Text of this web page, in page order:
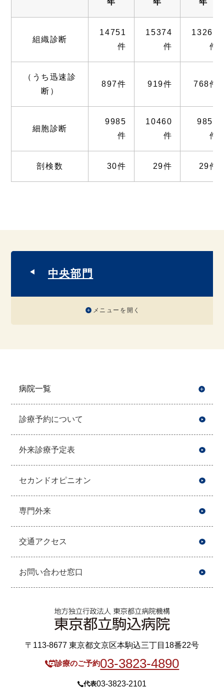
組織診断
14751
件
15374
件
13267
件
（うち迅速診
断）
897件 919件 768件
細胞診断
9985
件
10460
件
9858
件
剖検数 30件 29件 29件
中央部門
メニューを開く
病院一覧
診療予約について
外来診療予定表
セカンドオピニオン
専門外来
交通アクセス
お問い合わせ窓口
〒113-8677 東京都文京区本駒込三丁目18番22号
診療のご予約03-3823-4890
代表03-3823-2101